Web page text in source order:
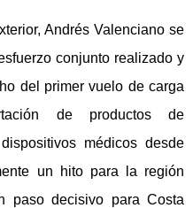
Andrés Valenciano se
conjunto realizado y
del primer vuelo de carga
de productos de
médicos desde
un hito para la región
paso decisivo para Costa